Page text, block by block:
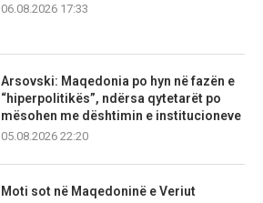
06.08.2026 17:33
Arsovski: Maqedonia po hyn në fazën e
“hiperpolitikës”, ndërsa qytetarët po
mësohen me dështimin e institucioneve
05.08.2026 22:20
Moti sot në Maqedoninë e Veriut